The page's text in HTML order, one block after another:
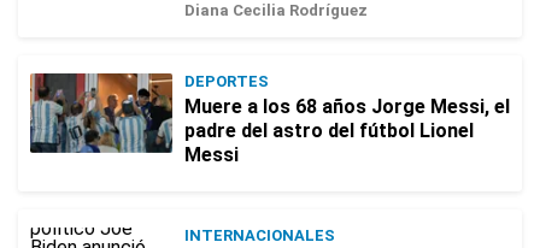
Diana Cecilia Rodríguez
DEPORTES
Muere a los 68 años Jorge Messi, el
padre del astro del fútbol Lionel
Messi
INTERNACIONALES